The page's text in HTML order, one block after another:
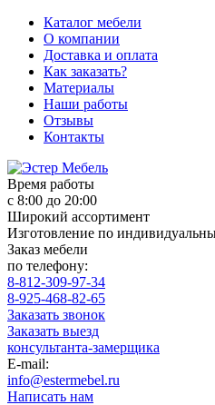
Каталог мебели
О компании
Доставка и оплата
Как заказать?
Материалы
Наши работы
Отзывы
Контакты
Время работы
с 8:00 до 20:00
Широкий ассортимент
Изготовление по
Заказ мебели
по телефону:
8-812-309-97-34
8-925-468-82-65
Заказать звонок
Заказать выезд
консультанта-замерщика
E-mail:
info@estermebel.ru
Написать нам